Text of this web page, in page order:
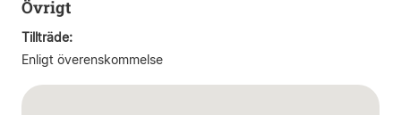
Övrigt
Tillträde:
Enligt överenskommelse